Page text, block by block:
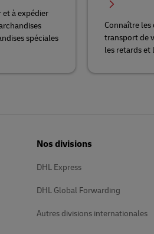
à expédier
spéciales
Connaître les
transport de
les retards et
Nos divisions
DHL Express
DHL Global Forwarding
Autres divisions internationales